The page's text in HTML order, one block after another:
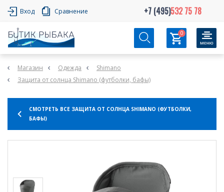
Вход Сравнение +7 (495)532 75 78
0
Магазин Одежда
Shimano
Защита от солнца Shimano (футболки, бафы)
СМОТРЕТЬ ВСЕ ЗАЩИТА ОТ СОЛНЦА SHIMANO (ФУТБОЛКИ,
БАФЫ)